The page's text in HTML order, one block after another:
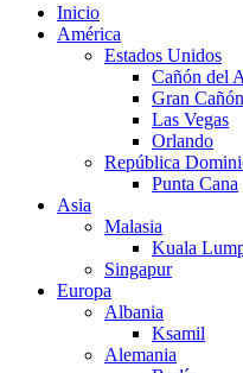
Inicio
América
Estados Unidos
Cañón del
Gran
Las Vegas
Orlando
República
Punta Cana
Asia
Malasia
Kuala
Singapur
Europa
Albania
Ksamil
Alemania